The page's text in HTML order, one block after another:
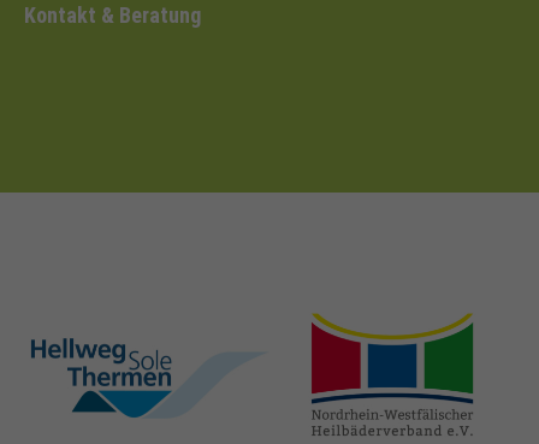
Kontakt & Beratung
hellweg-sole-
thermen.de
heilbaeder.de